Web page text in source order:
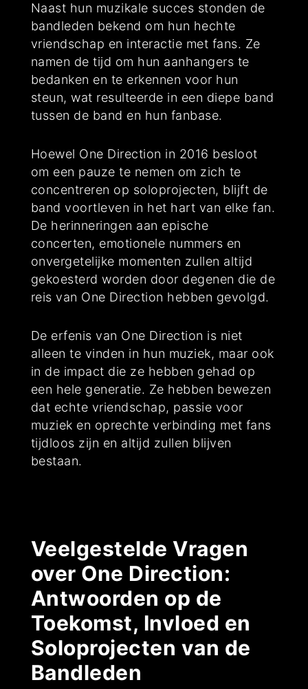
Naast hun muzikale succes stonden de
bandleden bekend om hun hechte
vriendschap en interactie met fans. Ze
namen de tijd om hun aanhangers te
bedanken en te erkennen voor hun
steun, wat resulteerde in een diepe band
tussen de band en hun fanbase.
Hoewel One Direction in 2016 besloot
om een pauze te nemen om zich te
concentreren op soloprojecten, blijft de
band voortleven in het hart van elke fan.
De herinneringen aan epische
concerten, emotionele nummers en
onvergetelijke momenten zullen altijd
gekoesterd worden door degenen die de
reis van One Direction hebben gevolgd.
De erfenis van One Direction is niet
alleen te vinden in hun muziek, maar ook
in de impact die ze hebben gehad op
een hele generatie. Ze hebben bewezen
dat echte vriendschap, passie voor
muziek en oprechte verbinding met fans
tijdloos zijn en altijd zullen blijven
bestaan.
Veelgestelde Vragen
over One Direction:
Antwoorden op de
Toekomst, Invloed en
Soloprojecten van de
Bandleden